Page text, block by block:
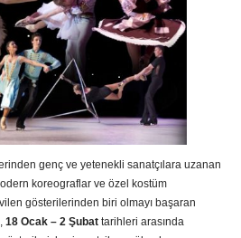
genç ve yetenekli sanatçılara uzanan
koreograflar ve özel kostüm
gösterilerinden biri olmayı başaran
18 Ocak – 2 Şubat tarihleri arasında